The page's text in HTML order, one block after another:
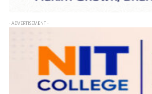
- ADVERTISEMENT -